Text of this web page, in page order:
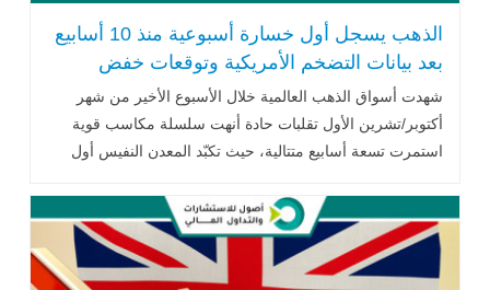
الذهب يسجل أول خسارة أسبوعية منذ 10 أسابيع
بعد بيانات التضخم الأمريكية وتوقعات خفض
الفائدة
شهدت أسواق الذهب العالمية خلال الأسبوع الأخير من شهر
أكتوبر/تشرين الأول تقلبات حادة أنهت سلسلة مكاسب قوية
استمرت تسعة أسابيع متتالية، حيث تكبّد المعدن النفيس أول